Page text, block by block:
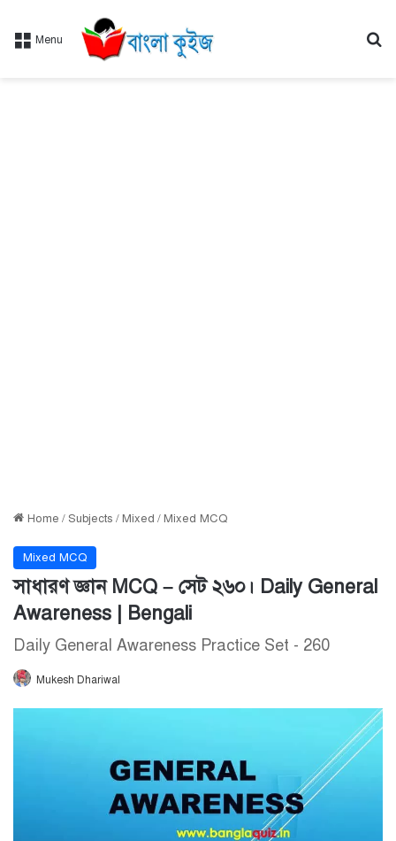
Menu
Home / Subjects /Mixed /Mixed MCQ
Mixed MCQ
সাধারণ জ্ঞান MCQ – সেট ২৬০। Daily General
Awareness | Bengali
Daily General Awareness Practice Set - 260
Mukesh Dhariwal